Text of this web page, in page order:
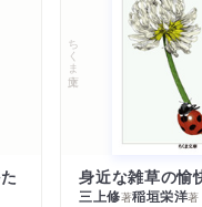
ちくま文庫
身近な雑草の愉
三上修著稲垣栄洋著